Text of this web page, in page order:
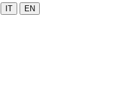
IT EN